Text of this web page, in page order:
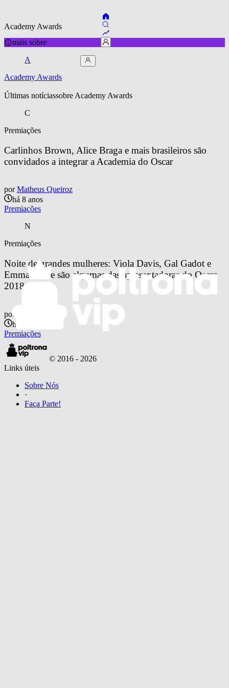
Academy Awards
mais sobre
A
Academy Awards
Últimas notíciassobre Academy Awards
C
Premiações
Carlinhos Brown, Alice Braga e mais brasileiros são
convidados a integrar a Academia do Oscar
por Matheus Queiroz
há 8 anos
Premiações
N
Premiações
Noite de grandes mulheres: Viola Davis, Gal Gadot e
Emma Stone são algumas das apresentadoras do Oscar
2018
por
há 8 anos
Premiações
© 2016 - 2026
Links úteis
Sobre Nós
·
Faça Parte!